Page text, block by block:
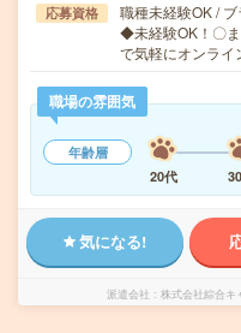
応募資格
職種未経験OK /
◆未経験OK！〇
で気軽にオンラ
職場の雰囲気
年齢層
20代
気になる!
派遣会社 株式会社綜合キ